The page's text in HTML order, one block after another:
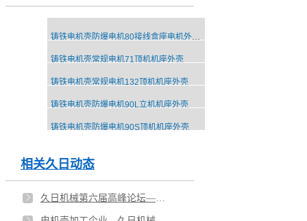
铸铁电机壳常规电机71顶机机座外壳
铸铁电机壳常规电机132顶机机座外壳
铸铁电机壳防爆电机90L立机机座外壳
铸铁电机壳防爆电机90S顶机机座外壳
相关久日动态